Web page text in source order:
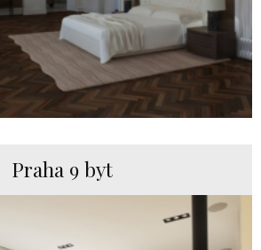
Praha 9 byt